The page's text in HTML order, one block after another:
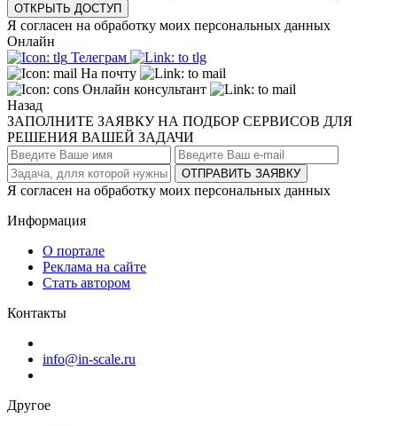
ОТКРЫТЬ ДОСТУП
Я согласен на обработку моих персональных данных
Онлайн
Телеграм
На почту
Онлайн консультант
Назад
ЗАПОЛНИТЕ ЗАЯВКУ НА ПОДБОР СЕРВИСОВ ДЛЯ
РЕШЕНИЯ ВАШЕЙ ЗАДАЧИ
ОТПРАВИТЬ ЗАЯВКУ
Я согласен на обработку моих персональных данных
Информация
О портале
Реклама на сайте
Стать автором
Контакты
info@in-scale.ru
Другое